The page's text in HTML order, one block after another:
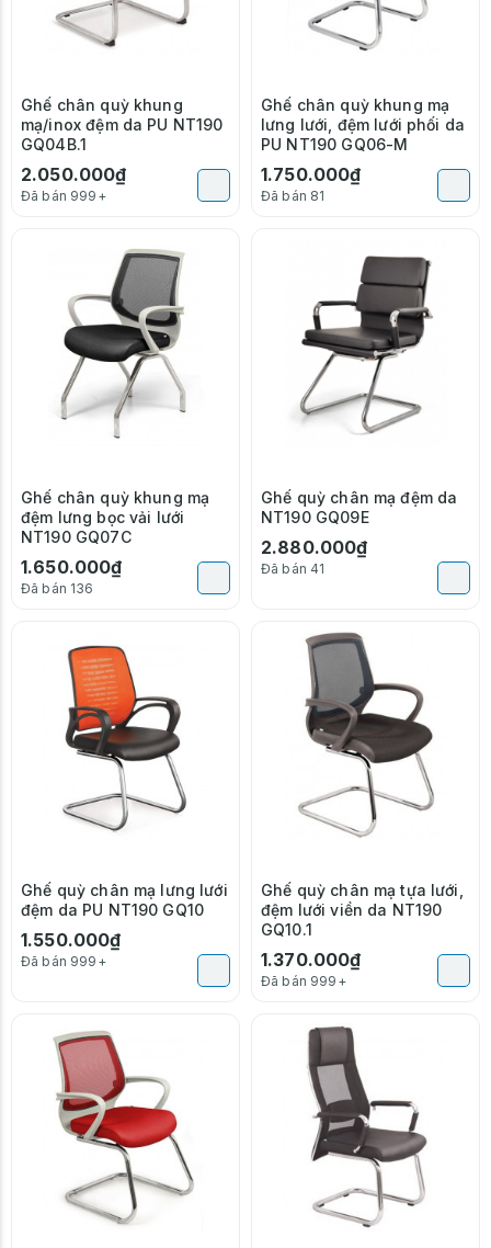
Ghế chân quỳ khung
mạ/inox đệm da PU NT190
GQ04B.1
2.050.000₫
Đã bán 999+
Ghế chân quỳ khung mạ
lưng lưới, đệm lưới phối da
PU NT190 GQ06-M
1.750.000₫
Đã bán 81
Ghế chân quỳ khung mạ
đệm lưng bọc vải lưới
NT190 GQ07C
1.650.000₫
Đã bán 136
Ghế quỳ chân mạ đệm da
NT190 GQ09E
2.880.000₫
Đã bán 41
Ghế quỳ chân mạ lưng lưới
đệm da PU NT190 GQ10
1.550.000₫
Đã bán 999+
Ghế quỳ chân mạ tựa lưới,
đệm lưới viền da NT190
GQ10.1
1.370.000₫
Đã bán 999+